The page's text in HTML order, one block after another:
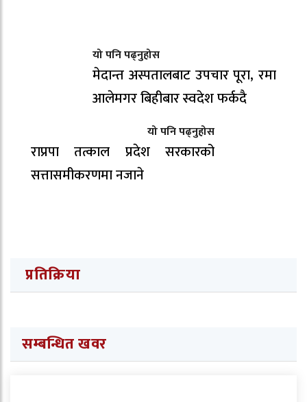
यो पनि पढ्नुहोस
मेदान्त अस्पतालबाट उपचार पूरा, रमा
आलेमगर बिहीबार स्वदेश फर्कदै
यो पनि पढ्नुहोस
राप्रपा तत्काल प्रदेश सरकारको
सत्तासमीकरणमा नजाने
प्रतिक्रिया
सम्बन्धित खवर